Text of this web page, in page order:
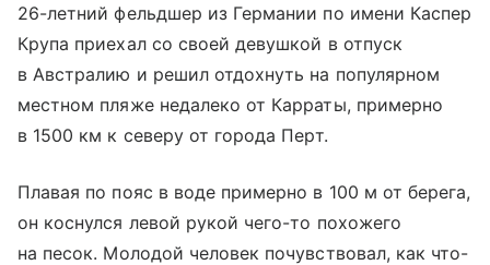
26-летний фельдшер из Германии по имени Каспер
Крупа приехал со своей девушкой в отпуск
в Австралию и решил отдохнуть на популярном
местном пляже недалеко от Карраты, примерно
в 1500 км к северу от города Перт.
Плавая по пояс в воде примерно в 100 м от берега,
он коснулся левой рукой чего-то похожего
на песок. Молодой человек почувствовал, как что-